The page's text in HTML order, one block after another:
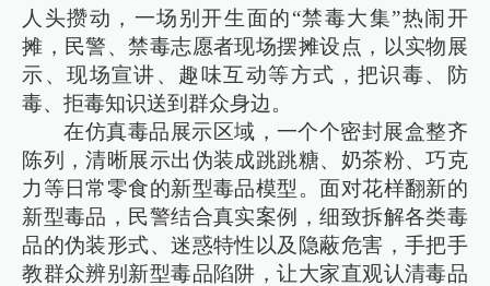
人头攒动，一场别开生面的“禁毒大集”热闹开
摊，民警、禁毒志愿者现场摆摊设点，以实物展
示、现场宣讲、趣味互动等方式，把识毒、防
毒、拒毒知识送到群众身边。
在仿真毒品展示区域，一个个密封展盒整齐
陈列，清晰展示出伪装成跳跳糖、奶茶粉、巧克
力等日常零食的新型毒品模型。面对花样翻新的
新型毒品，民警结合真实案例，细致拆解各类毒
品的伪装形式、迷惑特性以及隐蔽危害，手把手
教群众辨别新型毒品陷阱，让大家直观认清毒品